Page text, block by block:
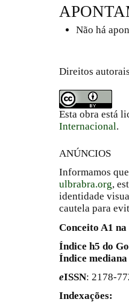
Não há
Direitos
Esta obra está
Internacional.
ANÚNCIOS
Informamos
ulbrabra.org,
identidade
cautela para
Conceito A1 na
Índice h5 do
Índice
eISSN: 2178-
Indexações: